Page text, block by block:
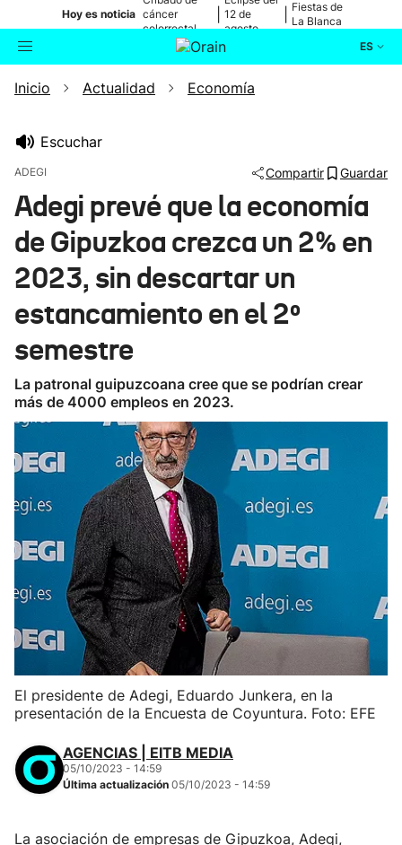
Hoy es noticia cáncer
colorrectal
12 de
agosto
Fiestas de
La Blanca
ES
Buscador Actualidad
Ikusmiran
Eguraldia
Inicio Actualidad Economía
Escuchar
ADEGI Compartir Guardar
Adegi prevé que la economía
de Gipuzkoa crezca un 2% en
2023, sin descartar un
estancamiento en el 2º
semestre
La patronal guipuzcoana cree que se podrían crear
más de 4000 empleos en 2023.
El presidente de Adegi, Eduardo Junkera, en la
presentación de la Encuesta de Coyuntura. Foto: EFE
AGENCIAS | EITB MEDIA
05/10/2023 - 14:59
Última actualización 05/10/2023 - 14:59
La asociación de empresas de Gipuzkoa, Adegi,